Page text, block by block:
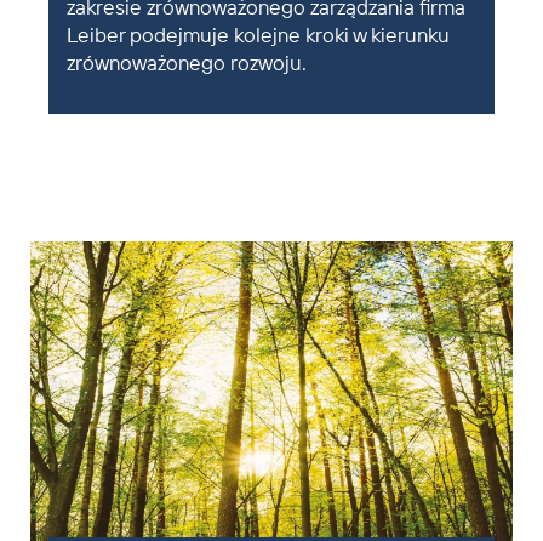
zakresie zrównoważonego zarządzania firma
Leiber podejmuje kolejne kroki w kierunku
zrównoważonego rozwoju.